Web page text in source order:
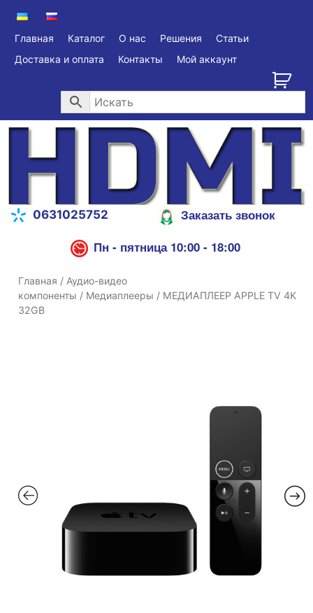
Главная Каталог О нас Решения
Статьи
Доставка и оплата
Контакты Мой аккаунт
0631025752
Заказать звонок
Пн - пятница 10:00 - 18:00
Главная / Аудио-видео
компоненты / Медиаплееры / МЕДИАПЛЕЕР APPLE TV 4K
32GB